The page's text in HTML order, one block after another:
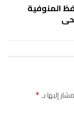
المنوفية
إليها بـ*